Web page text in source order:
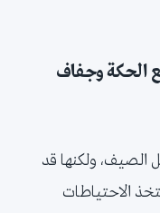
الحكة وجفاف
الصيف، ولكنها قد
الاحتياطات